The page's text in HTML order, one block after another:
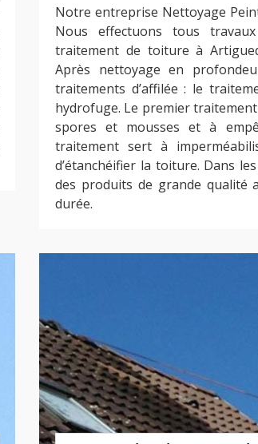
Notre entreprise Nettoyage
Nous effectuons tous
traitement de toiture à
Après nettoyage en
traitements d’affilée : le
hydrofuge. Le premier
spores et mousses et à
traitement sert à
d’étanchéifier la toiture. Dans
des produits de grande qualité
durée.